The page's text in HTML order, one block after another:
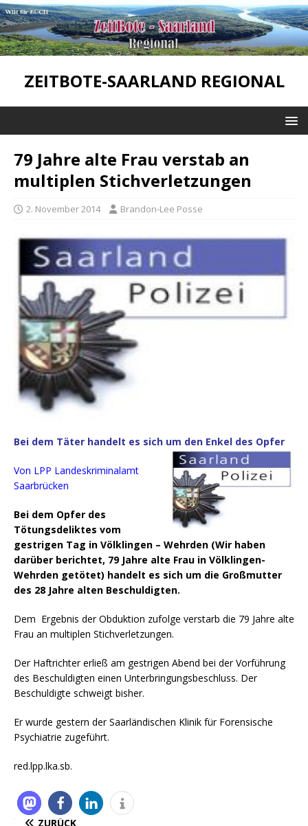
ZEITBOTE-SAARLAND REGIONAL
79 Jahre alte Frau verstab an
multiplen Stichverletzungen
2. November 2014 Brandon-Lee Posse
Bei dem Täter handelt es sich um den Enkel des Opfer
Von LPP Landeskriminalamt
Saarbrücken
Bei dem Opfer des
Tötungsdeliktes vom
gestrigen Tag in Völklingen – Wehrden (Wir haben
darüber berichtet, 79 Jahre alte Frau in Völklingen-
Wehrden getötet) handelt es sich um die Großmutter
des 28 Jahre alten Beschuldigten.
Dem Ergebnis der Obduktion zufolge verstarb die 79 Jahre alte
Frau an multiplen Stichverletzungen.
Der Haftrichter erließ am gestrigen Abend bei der Vorführung
des Beschuldigten einen Unterbringungsbeschluss. Der
Beschuldigte schweigt bisher.
Er wurde gestern der Saarländischen Klinik für Forensische
Psychiatrie zugeführt.
red.lpp.lka.sb.
ZURÜCK